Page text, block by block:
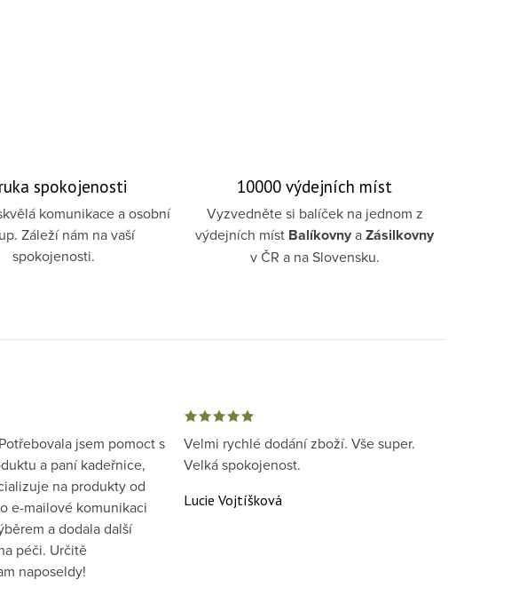
spokojenosti
komunikace a osobní
Záleží nám na vaší
spokojenosti.
10000 výdejních míst
Vyzvedněte si balíček na jednom z
výdejních míst BalíkovnyaZásilkovny
v ČR a na Slovensku.
jsem pomoct s
a paní kadeřnice,
na produkty od
e-mailové komunikaci
a dodala další
péči. Určitě
naposeldy!
Velmi rychlé dodání zboží. Vše super.
Velká spokojenost.
Lucie Vojtíšková